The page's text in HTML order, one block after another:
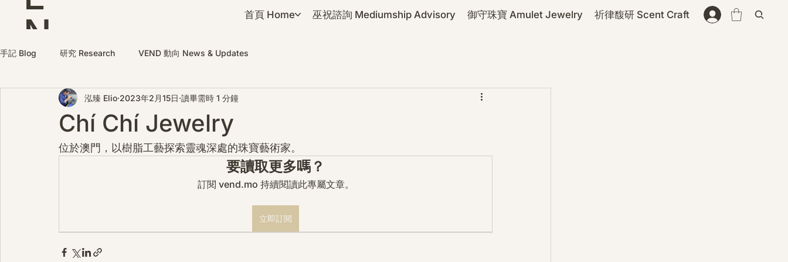
N
D
首頁 Home 巫祝諮詢 Mediumship Advisory 御守珠寶 Amulet Jewelry 祈律馥研 Scent Craft
手記 Blog 研究 Research VEND 動向 News & Updates
Chí Chí Jewelry
泓臻 Elio 2023年2月15日 讀畢需時 1 分鐘
位於澳門，以樹脂工藝探索靈魂深處的珠寶藝術家。
要讀取更多嗎？
訂閱 vend.mo 持續閱讀此專屬文章。
立即訂閱